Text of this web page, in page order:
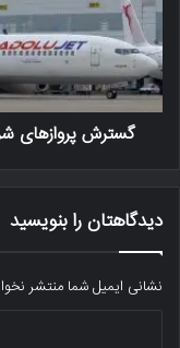
گسترش پروازهای
دیدگاهتان را بنویسید
نشانی ایمیل شما منتشر